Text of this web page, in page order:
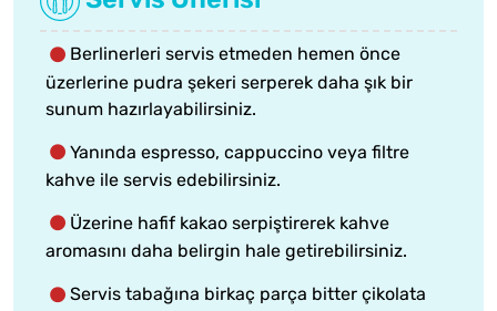
Berlinerleri servis etmeden hemen önce
üzerlerine pudra şekeri serperek daha şık bir
sunum hazırlayabilirsiniz.
Yanında espresso, cappuccino veya filtre
kahve ile servis edebilirsiniz.
Üzerine hafif kakao serpiştirerek kahve
aromasını daha belirgin hale getirebilirsiniz.
Servis tabağına birkaç parça bitter çikolata